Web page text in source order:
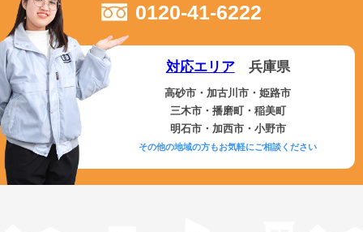
0120-41-6222
対応エリア兵庫県
高砂市・加古川市・姫路市
三木市・播磨町・稲美町
明石市・加西市・小野市
その他の地域の方もお気軽にご相談ください